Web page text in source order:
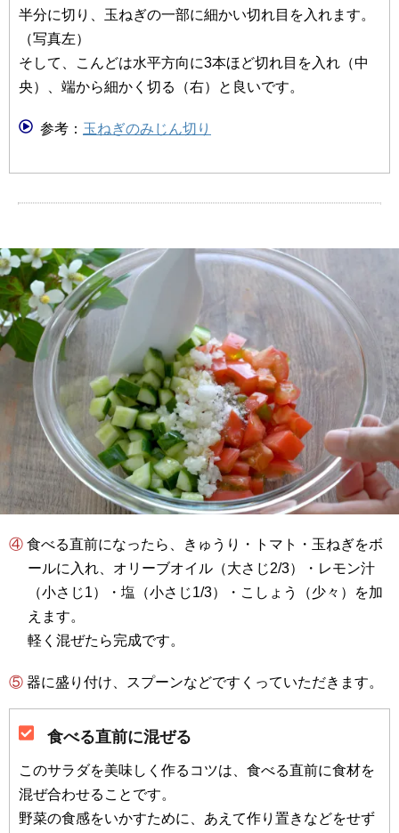
半分に切り、玉ねぎの一部に細かい切れ目を入れます。
（写真左）
そして、こんどは水平方向に3本ほど切れ目を入れ（中
央）、端から細かく切る（右）と良いです。
参考： 玉ねぎのみじん切り
④ 食べる直前になったら、きゅうり・トマト・玉ねぎをボ
ールに入れ、オリーブオイル（大さじ2/3）・レモン汁
（小さじ1）・塩（小さじ1/3）・こしょう（少々）を加
えます。
軽く混ぜたら完成です。
⑤ 器に盛り付け、スプーンなどですくっていただきます。
食べる直前に混ぜる
このサラダを美味しく作るコツは、食べる直前に食材を
混ぜ合わせることです。
野菜の食感をいかすために、あえて作り置きなどをせず